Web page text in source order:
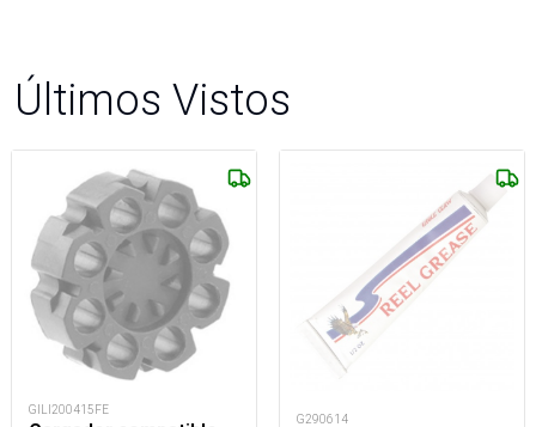
Últimos Vistos
GILI200415FE
G290614